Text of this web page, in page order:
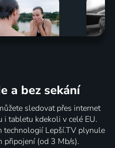
a bez sekání
sledovat přes internet
i tabletu kdekoli v celé EU.
technologií Lepší.TV plynule
připojení (od 3 Mb/s).